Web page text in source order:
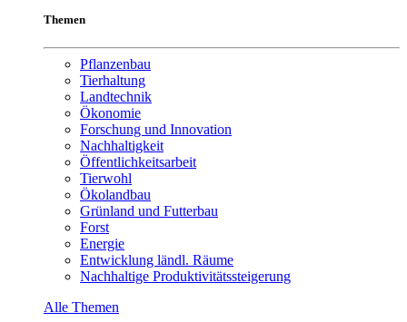
Themen
Pflanzenbau
Tierhaltung
Landtechnik
Ökonomie
Forschung und Innovation
Nachhaltigkeit
Öffentlichkeitsarbeit
Tierwohl
Ökolandbau
Grünland und Futterbau
Forst
Energie
Entwicklung ländl. Räume
Nachhaltige Produktivitätssteigerung
Alle Themen